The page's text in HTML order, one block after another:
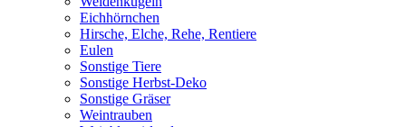
Eichhörnchen
Hirsche, Elche, Rehe, Rentiere
Eulen
Sonstige Tiere
Sonstige Herbst-Deko
Sonstige Gräser
Weintrauben